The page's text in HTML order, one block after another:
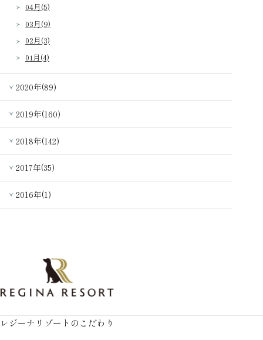
04月(5)
03月(9)
02月(3)
01月(4)
2020年(89)
2019年(160)
2018年(142)
2017年(35)
2016年(1)
レジーナリゾートのこだわり